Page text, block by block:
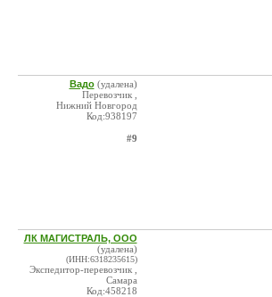
Вадо (удалена)
Перевозчик ,
Нижний Новгород
Код:938197
#9
ЛК МАГИСТРАЛЬ, ООО
(удалена)
(ИНН:6318235615)
Экспедитор-перевозчик ,
Самара
Код:458218